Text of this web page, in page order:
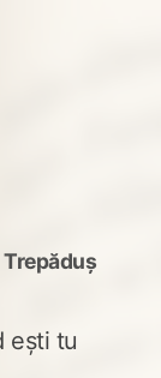
ești tu